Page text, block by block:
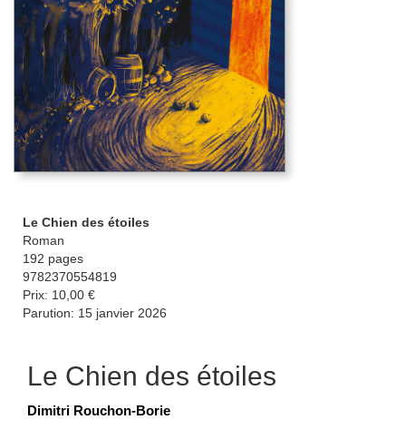
Le Chien des étoiles
Roman
192 pages
9782370554819
Prix: 10,00 €
Parution: 15 janvier 2026
Le Chien des étoiles
Dimitri Rouchon-Borie